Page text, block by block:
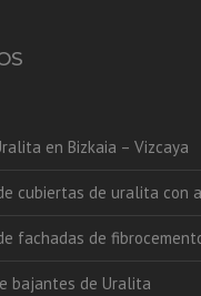
en Bizkaia – Vizcaya
cubiertas de uralita con
fachadas de
bajantes de Uralita